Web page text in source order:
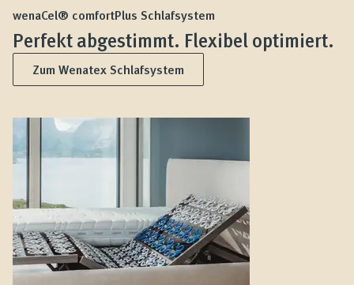
wenaCel® comfortPlus Schlafsystem
Perfekt abgestimmt. Flexibel optimiert.
Zum Wenatex Schlafsystem